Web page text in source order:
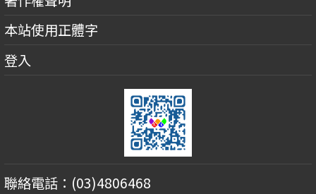
本站使用正體字
登入
聯絡電話：(03)4806468